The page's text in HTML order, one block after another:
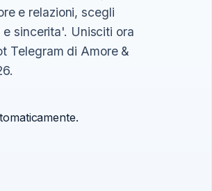
e relazioni, scegli
sincerita'. Unisciti ora
Telegram di Amore &